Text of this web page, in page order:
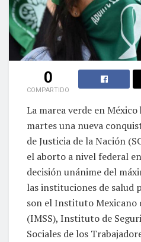
0
COMPARTIDO
La marea verde en
martes una nueva
de Justicia de la Nación
el aborto a nivel federal
decisión unánime del
las instituciones de salud
son el Instituto Mexicano
(IMSS), Instituto de
Sociales de los